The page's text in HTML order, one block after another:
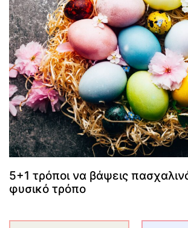
5+1 τρόποι να βάψεις
φυσικό τρόπο